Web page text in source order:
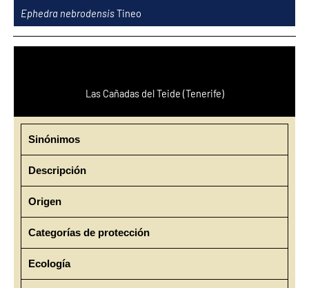
contenido
Ephedra nebrodensisTineo
Las Cañadas del Teide (Tenerife)
Sinónimos
Descripción
Origen
Categorías de protección
Ecología